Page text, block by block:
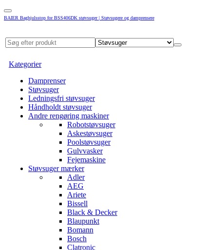
BAIER Baghjulsstop for BSS406DK støvsuger | Støvsugere og damprensere
Kategorier
Damprenser
Støvsuger
Ledningsfri støvsuger
Håndholdt støvsuger
Andre rengøring maskiner
Robotstøvsuger
Askestøvsuger
Poolstøvsuger
Gulvvasker
Fejemaskine
Støvsuger mærker
Adler
AEG
Ariete
Bissell
Black & Decker
Blaupunkt
Bomann
Bosch
Clatronic